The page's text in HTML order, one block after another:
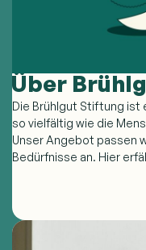
Über
Die Brühlgut Stiftung ist
so vielfältig wie die
Unser Angebot passen
Bedürfnisse an. Hier